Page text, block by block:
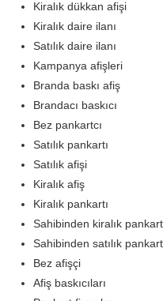
Kiralık dükkan afişi
Kiralık daire ilanı
Satılık daire ilanı
Kampanya afişleri
Branda baskı afiş
Brandacı baskıcı
Bez pankartcı
Satılık pankartı
Satılık afişi
Kiralık afiş
Kiralık pankartı
Sahibinden kiralık pankart
Sahibinden satılık
Bez afişçi
Afiş baskıcıları